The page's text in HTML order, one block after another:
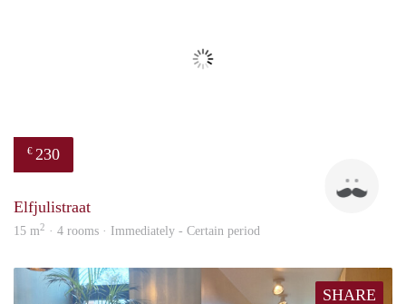
€ 230
Elfjulistraat
15 m2 · 4 rooms · Immediately - Certain period
SHARE